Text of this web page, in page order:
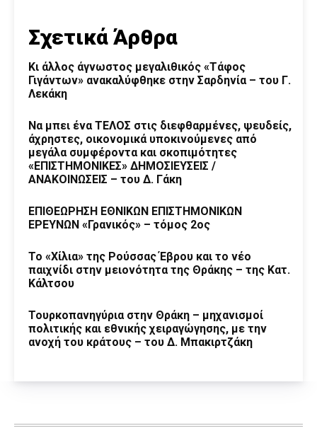
Σχετικά Άρθρα
Κι άλλος άγνωστος μεγαλιθικός «Τάφος
Γιγάντων» ανακαλύφθηκε στην Σαρδηνία – του Γ.
Λεκάκη
Να μπει ένα ΤΕΛΟΣ στις διεφθαρμένες, ψευδείς,
άχρηστες, οικονομικά υποκινούμενες από
μεγάλα συμφέροντα και σκοπιμότητες
«ΕΠΙΣΤΗΜΟΝΙΚΕΣ» ΔΗΜΟΣΙΕΥΣΕΙΣ /
ΑΝΑΚΟΙΝΩΣΕΙΣ – του Δ. Γάκη
ΕΠΙΘΕΩΡΗΣΗ ΕΘΝΙΚΩΝ ΕΠΙΣΤΗΜΟΝΙΚΩΝ
ΕΡΕΥΝΩΝ «Γρανικός» – τόμος 2ος
Το «Χίλια» της Ρούσσας Έβρου και το νέο
παιχνίδι στην μειονότητα της Θράκης – της Κατ.
Κάλτσου
Τουρκοπανηγύρια στην Θράκη – μηχανισμοί
πολιτικής και εθνικής χειραγώγησης, με την
ανοχή του κράτους – του Δ. Μπακιρτζάκη